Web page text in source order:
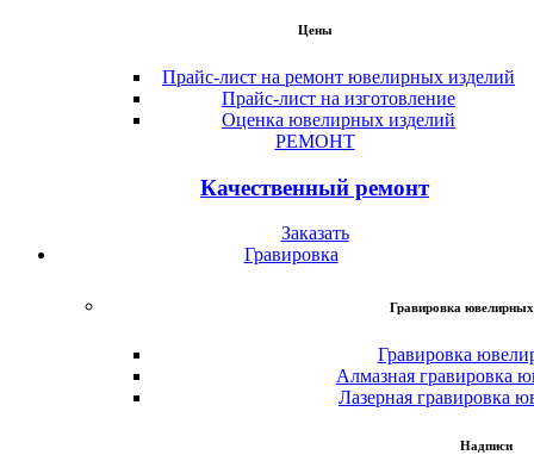
Цены
Прайс-лист на ремонт ювелирных изделий
Прайс-лист на изготовление
Оценка ювелирных изделий
РЕМОНТ
Качественный ремонт
Заказать
Гравировка
Гравировка ювелирных
Гравировка
Алмазная гравировка
Лазерная гравировка
Надписи